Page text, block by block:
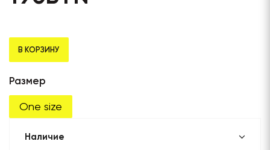
В КОРЗИНУ
Размер
One size
Наличие